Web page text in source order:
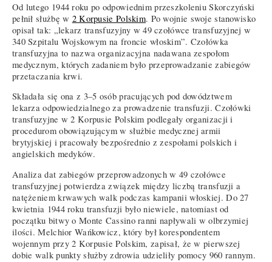
Od lutego 1944 roku po odpowiednim przeszkoleniu Skorczyński
pełnił służbę w 2 Korpusie Polskim. Po wojnie swoje stanowisko
opisał tak: „lekarz transfuzyjny w 49 czołówce transfuzyjnej w
340 Szpitalu Wojskowym na froncie włoskim”. Czołówka
transfuzyjna to nazwa organizacyjna nadawana zespołom
medycznym, których zadaniem było przeprowadzanie zabiegów
przetaczania krwi.
Składała się ona z 3–5 osób pracujących pod dowództwem
lekarza odpowiedzialnego za prowadzenie transfuzji. Czołówki
transfuzyjne w 2 Korpusie Polskim podlegały organizacji i
procedurom obowiązującym w służbie medycznej armii
brytyjskiej i pracowały bezpośrednio z zespołami polskich i
angielskich medyków.
Analiza dat zabiegów przeprowadzonych w 49 czołówce
transfuzyjnej potwierdza związek między liczbą transfuzji a
natężeniem krwawych walk podczas kampanii włoskiej. Do 27
kwietnia 1944 roku transfuzji było niewiele, natomiast od
początku bitwy o Monte Cassino ranni napływali w olbrzymiej
ilości. Melchior Wańkowicz, który był korespondentem
wojennym przy 2 Korpusie Polskim, zapisał, że w pierwszej
dobie walk punkty służby zdrowia udzieliły pomocy 960 rannym.